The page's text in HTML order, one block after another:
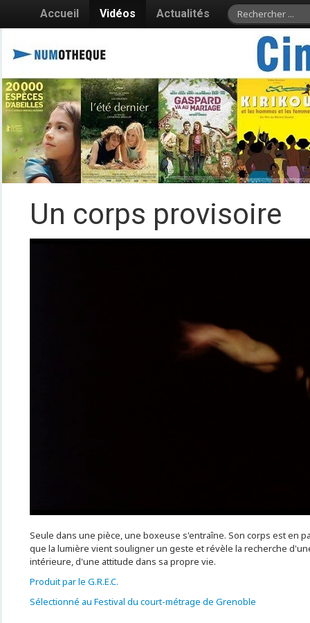
Accueil Vidéos Actualités
Un corps provisoire
Seule dans une pièce, une boxeuse s'entraîne. Son corps est en
que la lumière vient souligner un geste et révèle la recherche
intérieure, d'une attitude dans sa propre vie.
Produit par le G.R.E.C.
Sélectionné au Festival du court-métrage de Grenoble